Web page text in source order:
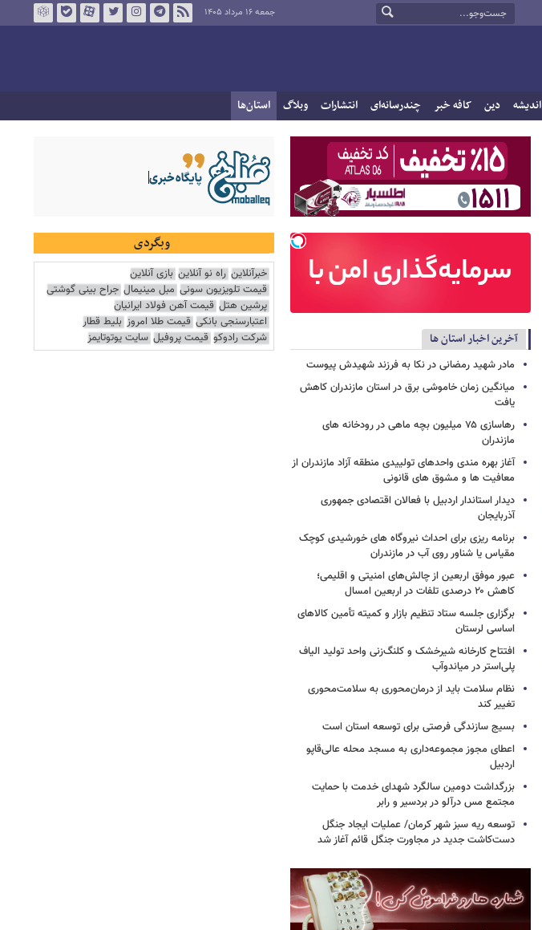
جمعه ۱۶ مرداد ۱۴۰۵
اندیشه دین کافه خبر چندرسانه‌ای انتشارات وبلاگ استان‌ها
آخرین اخبار استان ها
مادر شهید رمضانی در نکا به فرزند شهیدش پیوست
میانگین زمان خاموشی برق در استان مازندران کاهش
یافت
رهاسازی ۷۵ میلیون بچه ماهی در رودخانه های
مازندران
آغاز بهره مندی واحدهای تولییدی منطقه آزاد مازندران از
معافیت ها و مشوق های قانونی
دیدار استاندار اردبیل با فعالان اقتصادی جمهوری
آذربایجان
برنامه ریزی برای احداث نیروگاه های خورشیدی کوچک
مقیاس یا شناور روی آب در مازندران
عبور موفق اربعین از چالش‌های امنیتی و اقلیمی؛
کاهش ۲۰ درصدی تلفات در اربعین امسال
برگزاری جلسه ستاد تنظیم بازار و کمیته تأمین کالاهای
اساسی لرستان
افتتاح کارخانه شیرخشک و کلنگ‌زنی واحد تولید الیاف
پلی‌استر در میاندوآب
نظام سلامت باید از درمان‌محوری به سلامت‌محوری
تغییر کند
بسیج سازندگی فرصتی برای توسعه استان است
اعطای مجوز مجموعه‌داری به مسجد محله عالی‌قاپو
اردبیل
بزرگداشت دومین سالگرد شهدای خدمت با حمایت
مجتمع مس درآلو در بردسیر و رابر
توسعه ریه سبز شهر کرمان/ عملیات ایجاد جنگل
دست‌کاشت جدید در مجاورت جنگل قائم آغاز شد
وبگردی
خبرآنلاین راه نو آنلاین بازی آنلاین
قیمت تلویزیون سونی مبل مینیمال جراح بینی گوشتی
پرشین هتل قیمت آهن فولاد ایرانیان
اعتبارسنجی بانکی قیمت طلا امروز بلیط قطار
شرکت رادوکو قیمت پروفیل سایت یوتوتایمز